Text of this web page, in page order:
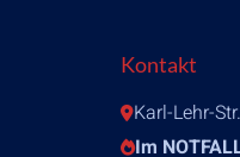
Kontakt
Karl-Lehr-
Im